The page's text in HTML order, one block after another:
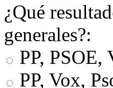
¿Qué
generales?:
PP, PSOE,
PP, Vox,